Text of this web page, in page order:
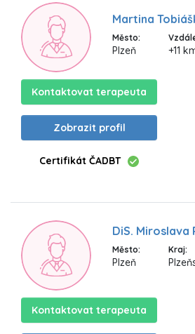
Martina
Město:
Plzeň +11
Kontaktovat terapeuta
Zobrazit profil
Certifikát ČADBT
DiS.
Město:
Plzeň
Kraj:
Kontaktovat terapeuta